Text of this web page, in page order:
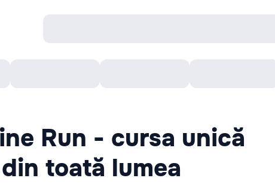
Run - cursa unică
toată lumea